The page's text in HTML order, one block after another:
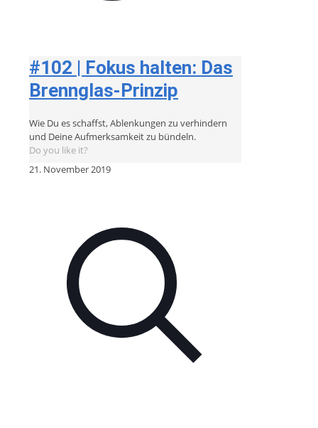
#102 | Fokus halten: Das
Brennglas-Prinzip
Wie Du es schaffst, Ablenkungen zu verhindern
und Deine Aufmerksamkeit zu bündeln.
Do you like it?
21. November 2019